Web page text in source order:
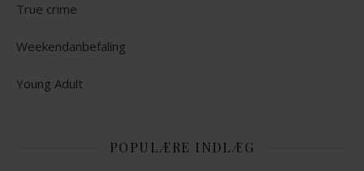
True crime
Weekendanbefaling
Young Adult
POPULÆRE INDLÆG